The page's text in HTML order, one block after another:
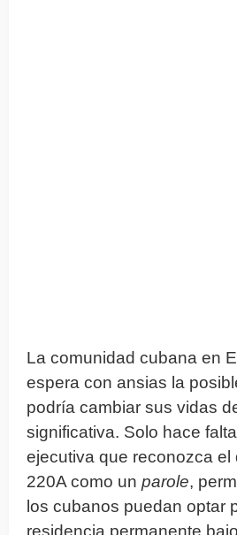
La comunidad cubana en
espera con ansias la
podría cambiar sus vidas
significativa. Solo hace
ejecutiva que reconozca el
220A como un parole,
los cubanos puedan optar
residencia permanente